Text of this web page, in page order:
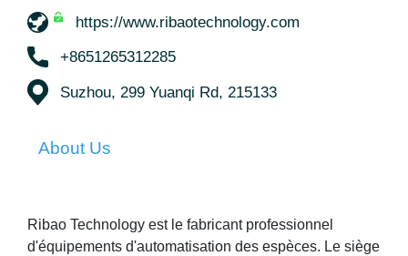
https://www.ribaotechnology.com
+8651265312285
Suzhou, 299 Yuanqi Rd, 215133
About Us
Ribao Technology est le fabricant professionnel
d'équipements d'automatisation des espèces. Le siège